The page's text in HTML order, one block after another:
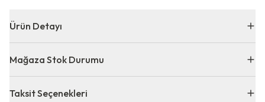
Ürün Detayı
Mağaza Stok Durumu
Taksit Seçenekleri